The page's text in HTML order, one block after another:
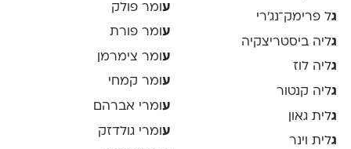
גל פרימק־נג׳רי
גליה ביסטריצקיה
גליה לוז
גליה קנטור
גלית גאון
גלית וינר
ע ומר פולק
עומר פורת
ע ומר צימרמן
עומר קמחי
ע ומרי אברהם
ע ומרי גולדזק